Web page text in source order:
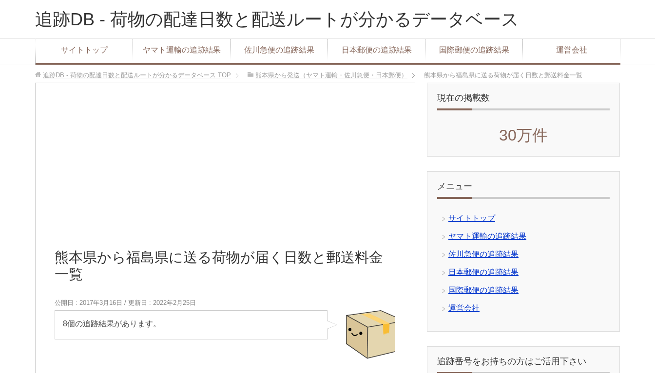
追跡DB - 荷物の配達日数と配送ルートが分かるデータベース
サイトトップ ヤマト運輸の追跡結果 佐川急便の追跡結果 日本郵便の追跡結果 国際郵便の追跡結果 運営会社
追跡DB - 荷物の配達日数と配送ルートが分かるデータベース TOP 熊本県から発送（ヤマト運輸・佐川急便・日本郵便） 熊本県から福島県に送る荷物が届く日数と郵送料金一覧
熊本県から福島県に送る荷物が届く日数と郵送料金
一覧
公開日 : 2017年3月16日 / 更新日 : 2022年2月25日
8個の追跡結果があります。
現在の掲載数
30万件
メニュー
サイトトップ
ヤマト運輸の追跡結果
佐川急便の追跡結果
日本郵便の追跡結果
国際郵便の追跡結果
運営会社
追跡番号をお持ちの方はご活用下さい